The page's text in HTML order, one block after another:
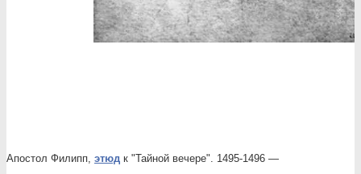
Апостол Филипп, этюд к "Тайной вечере". 1495-1496 —